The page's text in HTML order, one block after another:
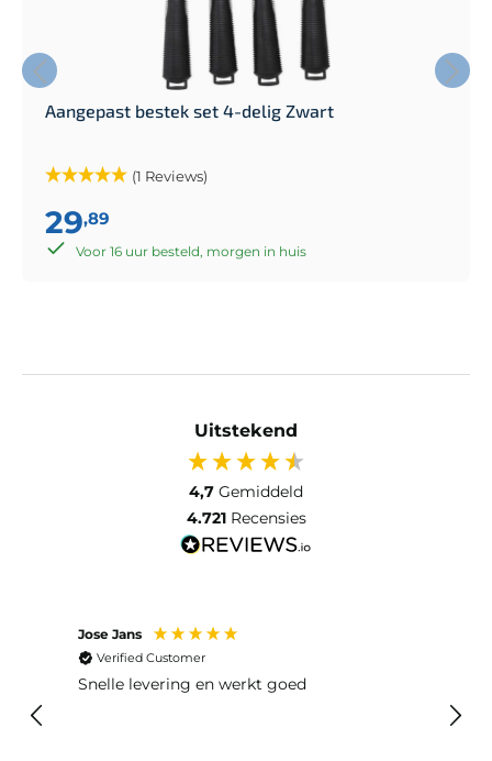
Aangepast bestek set 4-delig Zwart
(1 Reviews)
29,89
Voor 16 uur besteld, morgen in huis
Uitstekend
4,7 Gemiddeld
4.721 Recensies
Jose Jans
Verified Customer
Snelle levering en werkt goed